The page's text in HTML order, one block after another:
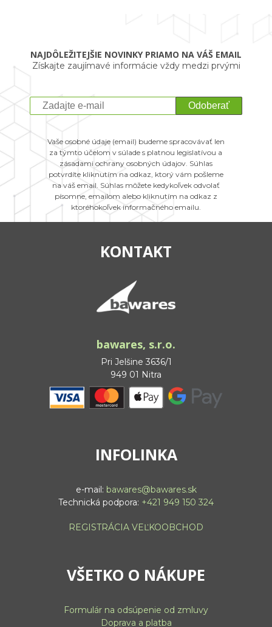
NAJDÔLEŽITEJŠIE NOVINKY PRIAMO NA VÁŠ EMAIL
Získajte zaujímavé informácie vždy medzi prvými
Odoberať
Vaše osobné údaje (email) budeme spracovávať len
za týmto účelom v súlade s platnou legislatívou a
zásadami ochrany osobných údajov. Súhlas
potvrdíte kliknutím na odkaz, ktorý vám pošleme
na váš email. Súhlas môžete kedykoľvek odvolať
písomne, emailom alebo kliknutím na odkaz z
ktoréhokoľvek informačného emailu.
KONTAKT
bawares, s.r.o.
Pri Jelšine 3636/1
949 01 Nitra
INFOLINKA
e-mail: bawares@bawares.sk
Technická podpora: +421 949 150 324
REGISTRÁCIA VEĽKOOBCHOD
VŠETKO O NÁKUPE
Formulár na odsúpenie od zmluvy
Doprava a platba